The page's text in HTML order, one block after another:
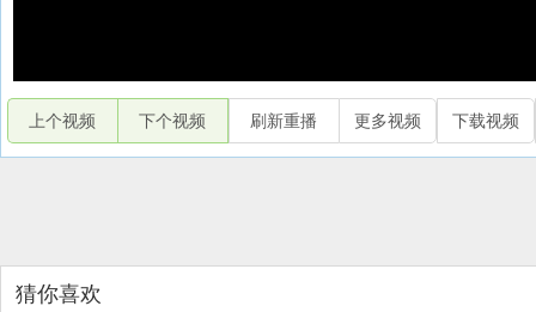
上个视频 下个视频 刷新重播 更多视频 下载视频
猜你喜欢